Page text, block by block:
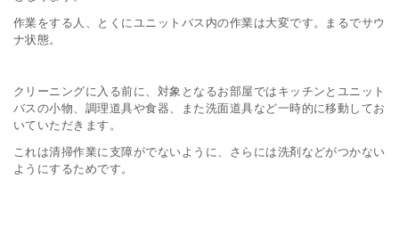
作業をする人、とくにユニットバス内の作業は大変です。まるでサウ
ナ状態。
クリーニングに入る前に、対象となるお部屋ではキッチンとユニット
バスの小物、調理道具や食器、また洗面道具など一時的に移動してお
いていただきます。
これは清掃作業に支障がでないように、さらには洗剤などがつかない
ようにするためです。